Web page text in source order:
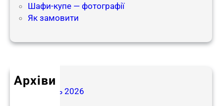
Шафи-купе — фотографії
Як замовити
Архіви
Травень 2026